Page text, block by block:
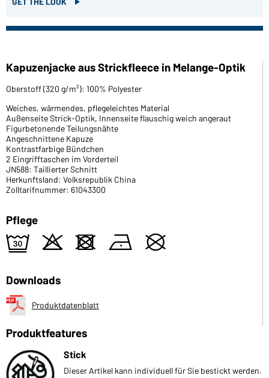
Kapuzenjacke aus Strickfleece in Melange-Optik
Oberstoff (320 g/m²): 100% Polyester
Weiches, wärmendes, pflegeleichtes Material
Außenseite Strick-Optik, Innenseite flauschig weich angeraut
Figurbetonende Teilungsnähte
Angeschnittene Kapuze
Kontrastfarbige Bündchen
2 Eingrifftaschen im Vorderteil
JN588: Taillierter Schnitt
Herkunftsland: Volksrepublik China
Zolltarifnummer: 61043300
Pflege
e o d n U
Downloads
Produktdatenblatt
Produktfeatures
Stick
Dieser Artikel kann individuell für Sie bestickt werden.